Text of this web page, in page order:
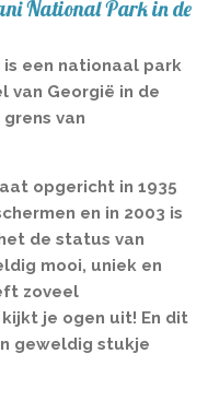
National Park in de
is een nationaal park
van Georgië in de
van
opgericht in 1935
en in 2003 is
de status van
mooi, uniek en
zoveel
je ogen uit! En dit
geweldig stukje